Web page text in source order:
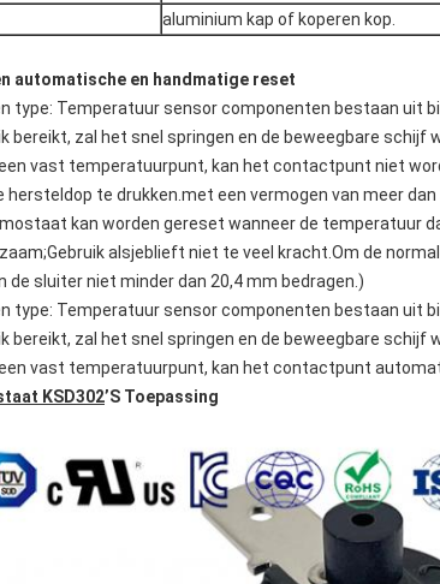
aluminium kap of koperen kop.
automatische en handmatige reset
type: Temperatuur sensor componenten bestaan uit
zal het snel springen en de beweegbare schijf
vast temperatuurpunt, kan het contactpunt niet
te drukken.met een vermogen van meer dan
kan worden gereset wanneer de temperatuur
alsjeblieft niet te veel kracht.Om de
de sluiter niet minder dan 20,4 mm bedragen.)
type: Temperatuur sensor componenten bestaan uit
zal het snel springen en de beweegbare schijf
vast temperatuurpunt, kan het contactpunt
KSD302’S Toepassing